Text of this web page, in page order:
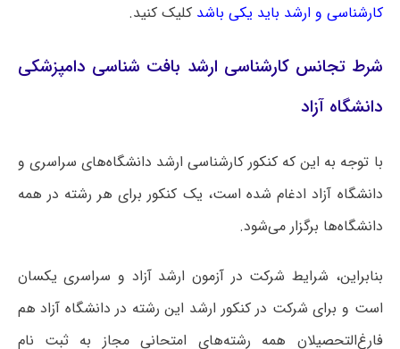
کارشناسی و ارشد باید یکی باشد کلیک کنید.
شرط تجانس کارشناسی ارشد بافت‌ شناسی دامپزشکی
دانشگاه آزاد
با توجه به این که کنکور کارشناسی ارشد دانشگاه‌های سراسری و
دانشگاه آزاد ادغام شده است، یک کنکور برای هر رشته در همه
دانشگاه‌ها برگزار می‌شود.
بنابراین، شرایط شرکت در آزمون ارشد آزاد و سراسری یکسان
است و برای شرکت در کنکور ارشد این رشته در دانشگاه آزاد هم
فارغ‌التحصیلان همه رشته‌های امتحانی مجاز به ثبت نام